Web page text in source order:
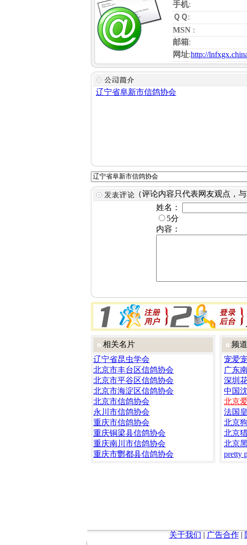
手机:
ＱＱ:
MSN :
邮箱:
网址:http://
辽宁省阜新市信鸽协会
（评论内容只代表网友观点，
姓名：
5分
内容：
相关名片
辽宁省昆虫学会
北京市丰台区信鸽协会
北京市平谷区信鸽协会
北京市海淀区信鸽协会
北京市信鸽协会
永川市信鸽协会
重庆市信鸽协会
重庆铜梁县信鸽协会
重庆南川市信鸽协会
重庆市酆都县信鸽协会
频
宠爱
广东
深圳
中国
北京
法国
北京
北京
北京
pretty
关于我们 | 广告合作|